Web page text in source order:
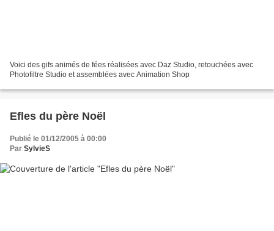
Voici des gifs animés de fées réalisées avec Daz Studio, retouchées avec
Photofiltre Studio et assemblées avec Animation Shop
Efles du père Noël
Publié le 01/12/2005 à 00:00
Par SylvieS